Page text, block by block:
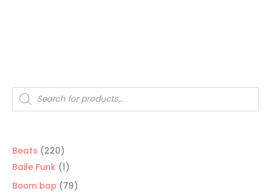
Búsqueda
de
productos
Beats 220220
productos
Baile Funk 11
producto
Boom bap 7979